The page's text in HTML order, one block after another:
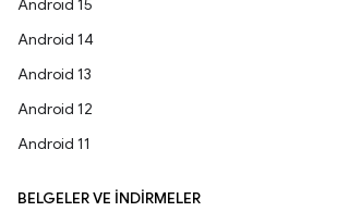
Android 15
Android 14
Android 13
Android 12
Android 11
BELGELER VE İNDIRMELER